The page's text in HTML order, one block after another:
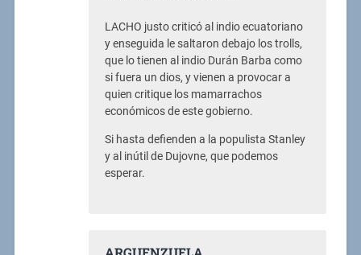
LACHO justo criticó al indio ecuatoriano
y enseguida le saltaron debajo los trolls,
que lo tienen al indio Durán Barba como
si fuera un dios, y vienen a provocar a
quien critique los mamarrachos
económicos de este gobierno.
Si hasta defienden a la populista Stanley
y al inútil de Dujovne, que podemos
esperar.